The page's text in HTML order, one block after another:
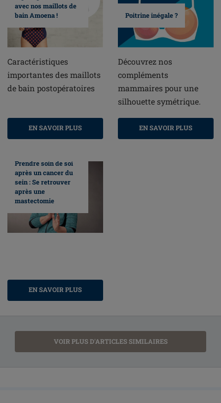
avec nos maillots de
bain Amoena !
Caractéristiques
importantes des maillots
de bain postopératoires
EN SAVOIR PLUS
Poitrine inégale ?
Découvrez nos
compléments
mammaires pour une
silhouette symétrique.
EN SAVOIR PLUS
Prendre soin de soi
après un cancer du
sein : Se retrouver
après une
mastectomie
EN SAVOIR PLUS
VOIR PLUS D'ARTICLES SIMILAIRES